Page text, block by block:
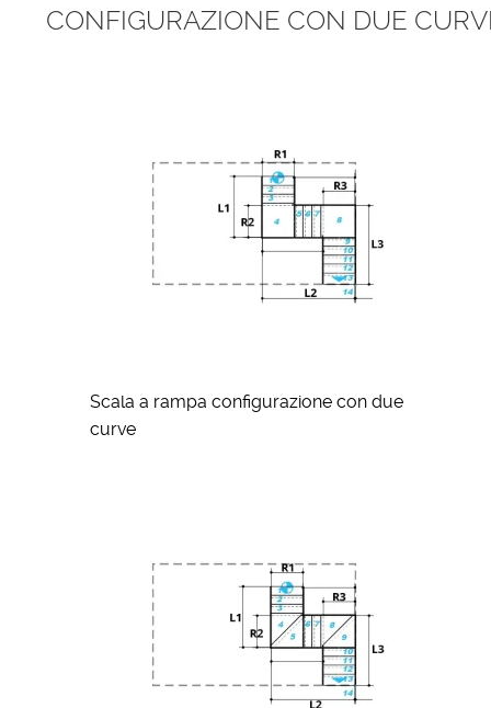
CONFIGURAZIONE CON DUE
Scala a rampa configurazione con due
curve